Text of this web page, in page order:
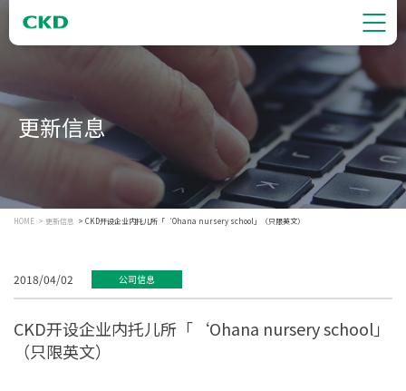
更新信息
HOME 更新信息 CKD开设企业内托儿所「‘Ohana nursery school」（只限英文）
2018/04/02 公司信息
CKD开设企业内托儿所「‘Ohana nursery school」
（只限英文）